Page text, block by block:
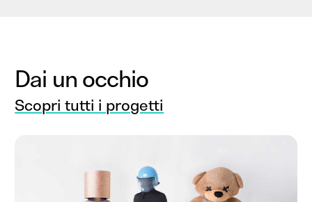
Dai un occhio
Scopri tutti i progetti